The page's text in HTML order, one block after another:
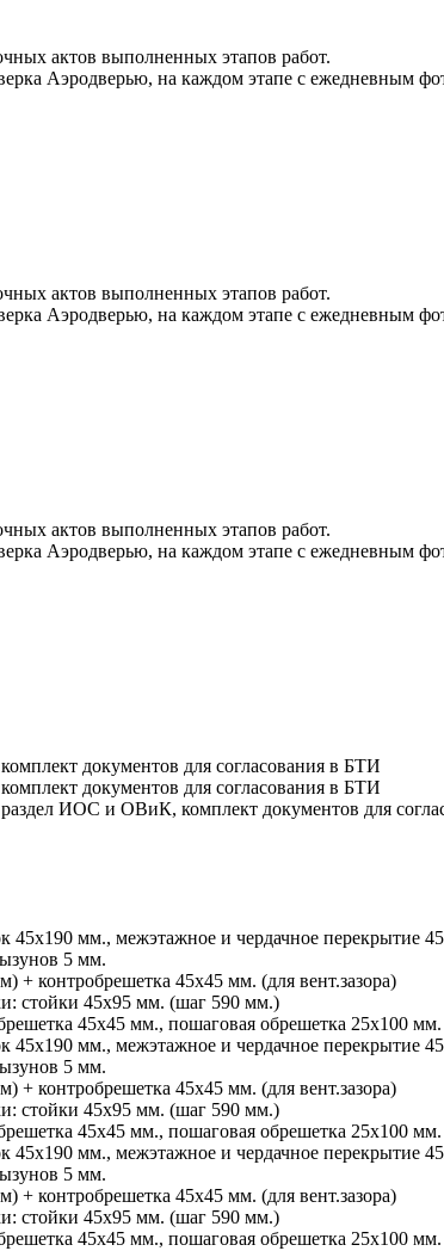
актов выполненных этапов работ.
Аэродверью, на каждом этапе с ежедневным
актов выполненных этапов работ.
Аэродверью, на каждом этапе с ежедневным
актов выполненных этапов работ.
Аэродверью, на каждом этапе с ежедневным
документов для согласования в БТИ
документов для согласования в БТИ
ИОС и ОВиК, комплект документов для
45х190 мм., межэтажное и чердачное перекрытие
5 мм.
+ контробрешетка 45х45 мм. (для вент.зазора)
стойки 45х95 мм. (шаг 590 мм.)
45х45 мм., пошаговая обрешетка 25х100 мм.
45х190 мм., межэтажное и чердачное перекрытие
5 мм.
+ контробрешетка 45х45 мм. (для вент.зазора)
стойки 45х95 мм. (шаг 590 мм.)
45х45 мм., пошаговая обрешетка 25х100 мм.
45х190 мм., межэтажное и чердачное перекрытие
5 мм.
+ контробрешетка 45х45 мм. (для вент.зазора)
стойки 45х95 мм. (шаг 590 мм.)
45х45 мм., пошаговая обрешетка 25х100 мм.